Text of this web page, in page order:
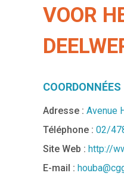
VOOR
COORDONNÉES
Adresse : Avenue
Téléphone : 02/
Site Web : http://
E-mail :